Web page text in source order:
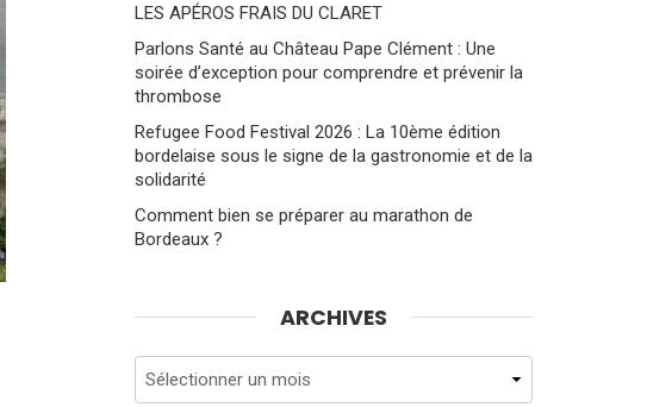
LES APÉROS FRAIS DU CLARET
Parlons Santé au Château Pape Clément : Une
soirée d’exception pour comprendre et prévenir la
thrombose
Refugee Food Festival 2026 : La 10ème édition
bordelaise sous le signe de la gastronomie et de la
solidarité
Comment bien se préparer au marathon de
Bordeaux ?
ARCHIVES
Archives